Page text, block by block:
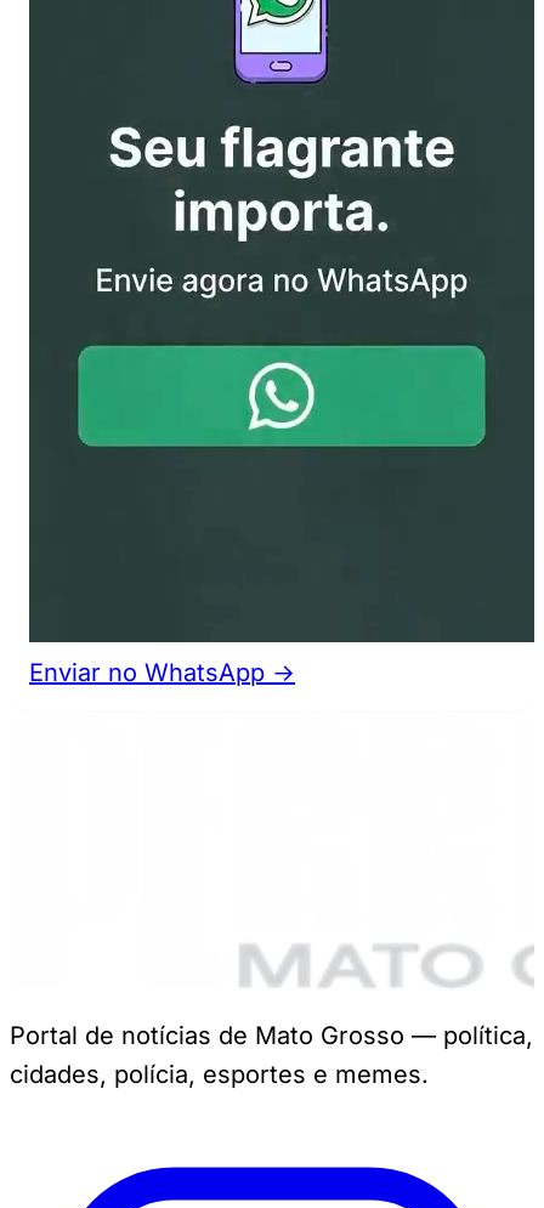
Enviar no WhatsApp →
Portal de notícias de Mato Grosso — política,
cidades, polícia, esportes e memes.